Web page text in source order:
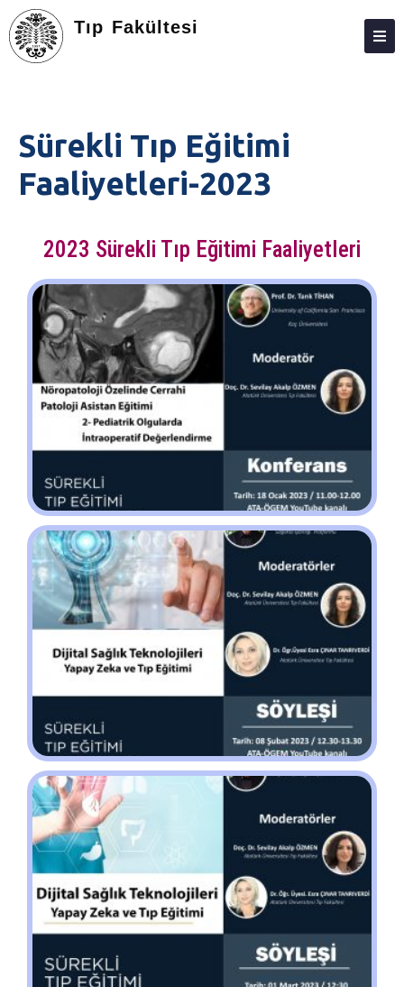
Tıp Fakültesi
ARAŞTIRMA
EĞITIM
MEZUN
E-BAĞLANTILAR
MEVZUAT
AKREDITASYON
KALITE
Sürekli Tıp Eğitimi
Faaliyetleri-2023
2023 Sürekli Tıp Eğitimi Faaliyetleri